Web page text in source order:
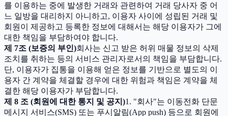
를 이용하는 중에 발생한 거래와 관련하여 거래 당사자 중 어
느 일방을 대리하지 아니하고, 이용자 사이에 성립된 거래 및
회원이 제공하고 등록한 정보에 대해서는 해당 이용자가 그에
대한 책임을 부담하여야 합니다.
제 7조 (보증의 부인)회사는 신고 받은 허위 매물 정보의 삭제
조치를 취하는 등의 서비스 관리자로서의 책임을 부담합니다.
단, 이용자가 집통을 이용해 얻은 정보를 기반으로 별도의 이
용자 간 계약을 체결할 경우에 대한 위험과 책임은 계약을 체
결한 해당 이용자가 부담합니다.
제 8 조 (회원에 대한 통지 및 공지)1. "회사"는 이동전화 단문
메시지 서비스(SMS) 또는 푸시알림(App push) 등으로 회원에